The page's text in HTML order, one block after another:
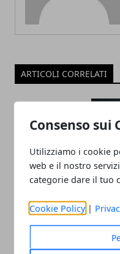
Consenso sui
Utilizziamo i cookie
web e il nostro
categorie dare il tuo
Cookie Policy |
ARTICOLI CORRELATI
Dubai: i falsi
trasferirsi
20/11/2025